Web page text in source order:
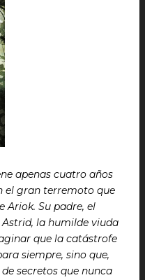
apenas cuatro años
el gran terremoto que
Ariok. Su padre, el
la humilde viuda
que la catástrofe
siempre, sino que,
secretos que nunca